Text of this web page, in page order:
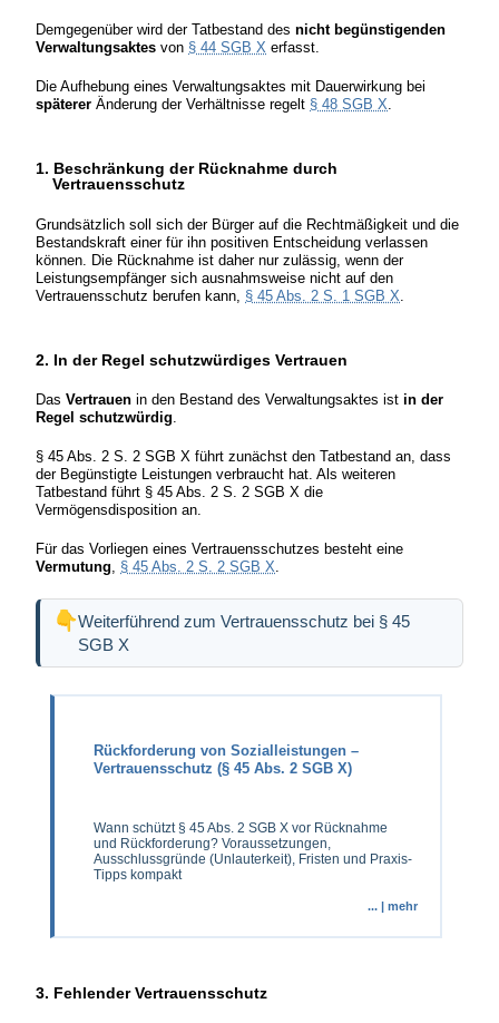
Demgegenüber wird der Tatbestand des nicht begünstigenden
Verwaltungsaktes von § 44 SGB X erfasst.
Die Aufhebung eines Verwaltungsaktes mit Dauerwirkung bei
späterer Änderung der Verhältnisse regelt § 48 SGB X.
1. Beschränkung der Rücknahme durch
Vertrauensschutz
Grundsätzlich soll sich der Bürger auf die Rechtmäßigkeit und die
Bestandskraft einer für ihn positiven Entscheidung verlassen
können. Die Rücknahme ist daher nur zulässig, wenn der
Leistungsempfänger sich ausnahmsweise nicht auf den
Vertrauensschutz berufen kann, § 45 Abs. 2 S. 1 SGB X
2. In der Regel schutzwürdiges Vertrauen
Das Vertrauen in den Bestand des Verwaltungsaktes ist in der
Regel schutzwürdig
§ 45 Abs. 2 S. 2 SGB X führt zunächst den Tatbestand an, dass
der Begünstigte Leistungen verbraucht hat. Als weiteren
Tatbestand führt § 45 Abs. 2 S. 2 SGB X die
Vermögensdisposition an.
Für das Vorliegen eines Vertrauensschutzes besteht eine
Vermutung, § 45 Abs. 2 S. 2 SGB X.
Weiterführend zum Vertrauensschutz bei § 45
SGB X
Rückforderung von Sozialleistungen –
Vertrauensschutz (§ 45 Abs. 2 SGB X)
Wann schützt § 45 Abs. 2 SGB X vor Rücknahme
und Rückforderung? Voraussetzungen,
Ausschlussgründe (Unlauterkeit), Fristen und Praxis-
Tipps kompakt
... | mehr
3. Fehlender Vertrauensschutz